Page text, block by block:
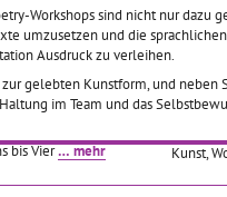
Workshops sind nicht nur dazu
umzusetzen und die
Ausdruck zu verleihen.
gelebten Kunstform, und neben
im Team und das
„Kulturdetektive“ an
Gmünd lernen
Schülerinnen und
bis Vier… mehr
Bereits
an der
Slam-
in
Kunst,